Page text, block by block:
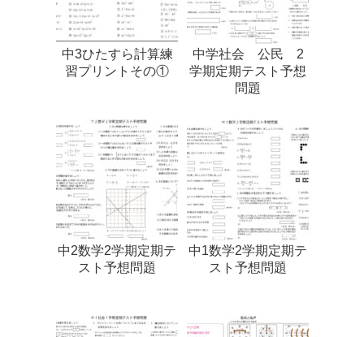
中3ひたすら計算練
習プリントその①
中学社会 公民 2
学期定期テスト予想
問題
中2数学2学期定期テ
スト予想問題
中1数学2学期定期テ
スト予想問題